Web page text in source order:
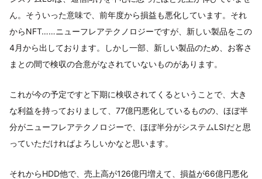
ん。そういった意味で、前年度から損益も悪化しています。それ
からNFT……ニューフレアテクノロジーですが、新しい製品をこの
4月から出しております。しかし一部、新しい製品のため、お客さ
まとの間で検収の合意がなされていないものがあります。
これが今の予定ですと下期に検収されてくるということで、大き
な利益を持っておりまして、77億円悪化しているものの、ほぼ半
分がニューフレアテクノロジーで、ほぼ半分がシステムLSIだと思
っていただければよろしいかなと思います。
それからHDD他で、売上高が126億円増えて、損益が66億円悪化